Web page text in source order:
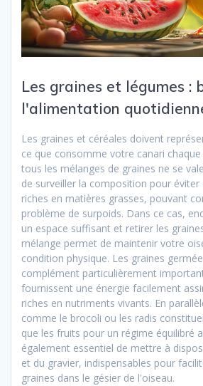
Les graines et légumes :
l'alimentation
Les graines et céréales doivent
ce que consomme votre canari
tous les mélanges de graines ne se
de surveiller la composition pour
riches en matières grasses, pouvant
problème de surpoids. Dans ce cas,
un espace suffisant et retirer les
mélange permet de maintenir votre
condition physique. Les graines
complément particulièrement
fournissent une énergie facilement
riches en nutriments vivants. En
comme le brocoli ou les radis
que les fruits pour un régime équilibré
également essentiel de mettre à
et du gravier, indispensables pour
graines dans le gésier de l'oiseau.